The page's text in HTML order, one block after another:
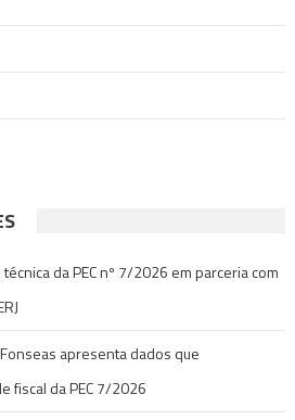
da PEC nº 7/2026 em parceria com
apresenta dados que
fiscal da PEC 7/2026